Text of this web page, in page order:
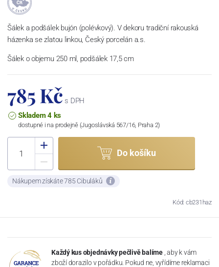
Šálek a podšálek bujón (polévkový). V dekoru tradiční rakouská
házenka se zlatou linkou, Český porcelán a.s.
Šálek o objemu 250 ml, podšálek 17,5 cm
785 Kč s DPH
Skladem 4 ks
dostupné i na prodejně (Jugoslávská 567/16, Praha 2)
Do košíku
Nákupem získáte 785 Cibuláků
Kód: cb231haz
Každý kus objednávky pečlivě balíme , aby k vám
zboží dorazilo v pořádku. Pokud ne, vyřídíme reklamaci